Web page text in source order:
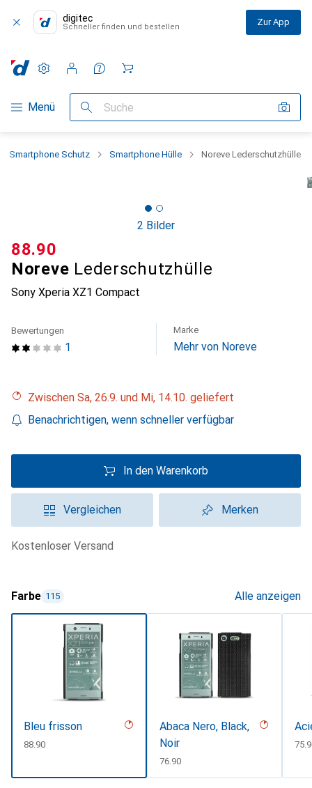
digitec
Schneller finden und bestellen Zur App
Navigation nach Kategorien
Menü Suche
Einstellungen
Kundenkonto
Vergleichslisten
Merklisten
Warenkorb
Smartphone Schutz Smartphone Hülle Noreve Lederschutzhülle
2 Bilder
Noreve Lederschutzhülle
Sony Xperia XZ1 Compact
CHF
88.90
1
Bewertungen Marke
Mehr von Noreve
Zwischen Sa, 26.9. und Mi, 14.10. geliefert
Benachrichtigen, wenn schneller verfügbar
In den Warenkorb
Vergleichen Merken
kostenloser Versand
Farbe 115 Alle anzeigen
Bleu frisson
CHF
88.90
Abaca Nero, Black,
Noir
CHF
76.90
CHF